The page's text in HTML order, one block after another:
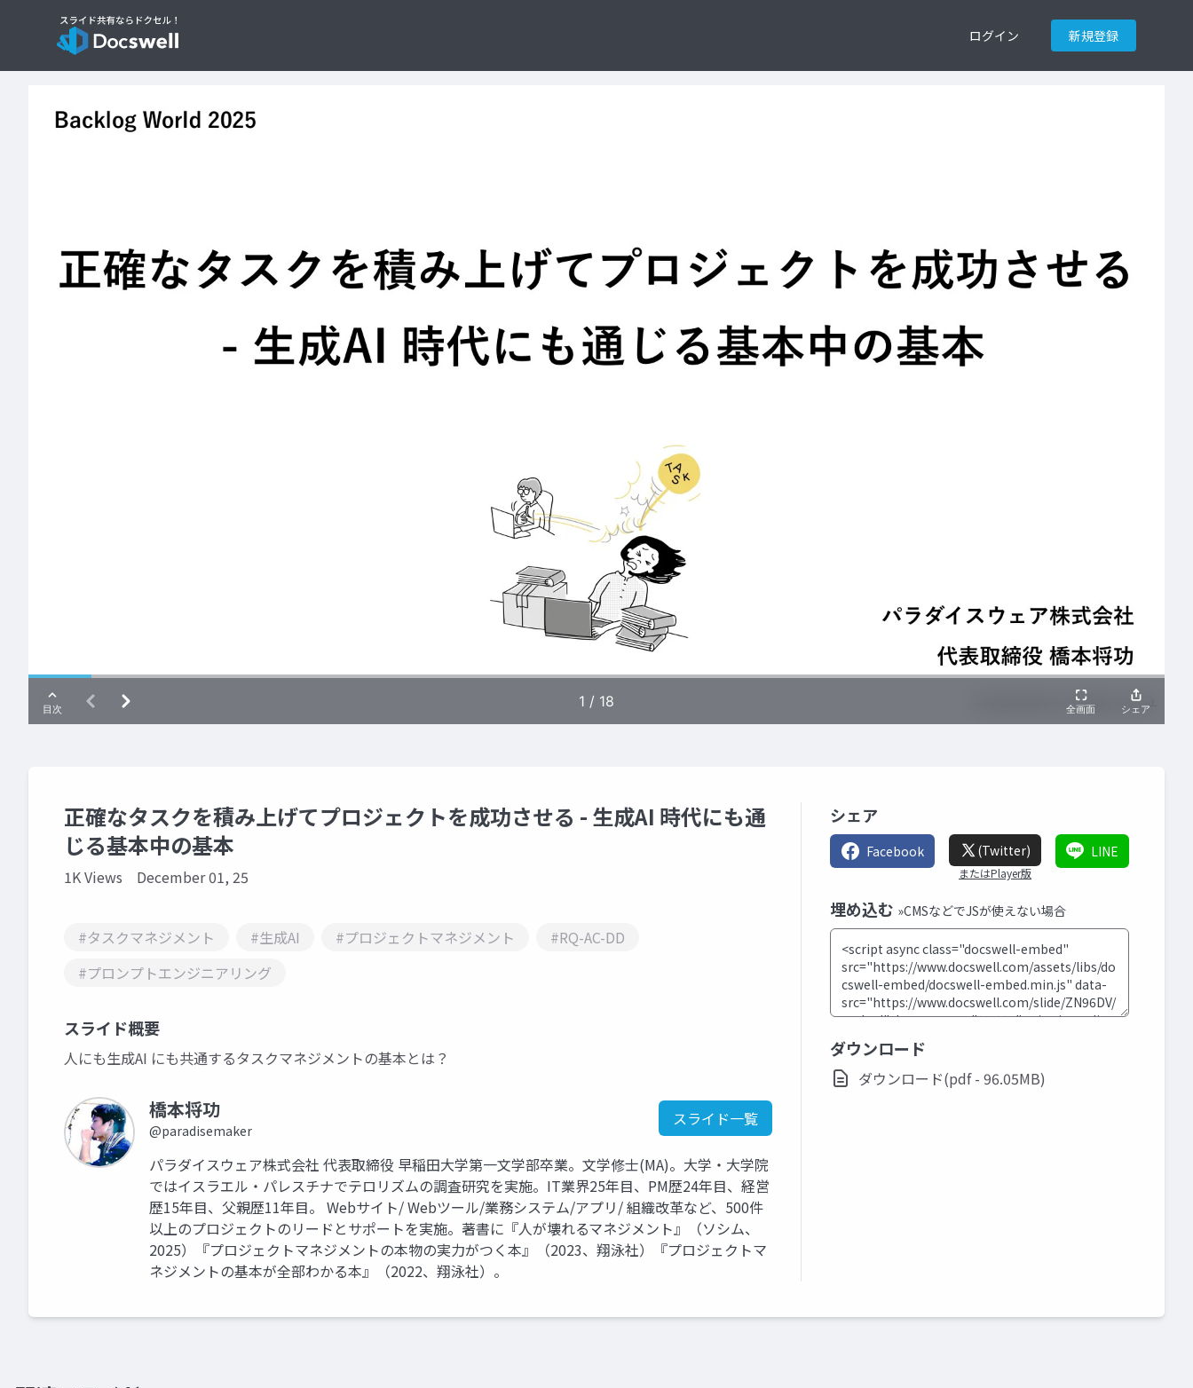
ログイン 新規登録
正確なタスクを積み上げてプロジェクトを成功させる - 生成AI 時代にも通
じる基本中の基本
1K Views December 01, 25
#タスクマネジメント #生成AI #プロジェクトマネジメント
#RQ-AC-DD
#プロンプトエンジニアリング
スライド概要
人にも生成AI にも共通するタスクマネジメントの基本とは？
橋本将功
@paradisemaker
スライド一覧
パラダイスウェア株式会社 代表取締役 早稲田大学第一文学部卒業。文学修士(MA)。大学・大学院
ではイスラエル・パレスチナでテロリズムの調査研究を実施。IT業界25年目、PM歴24年目、経営
歴15年目、父親歴11年目。 Webサイト/ Webツール/業務システム/アプリ/ 組織改革など、500件
以上のプロジェクトのリードとサポートを実施。著書に『人が壊れるマネジメント』（ソシム、
2025）『プロジェクトマネジメントの本物の実力がつく本』（2023、翔泳社）『プロジェクトマ
ネジメントの基本が全部わかる本』（2022、翔泳社）。
シェア
Facebook (Twitter)
またはPlayer版
LINE
埋め込む »CMSなどでJSが使えない場合
ダウンロード
ダウンロード(pdf - 96.05MB)